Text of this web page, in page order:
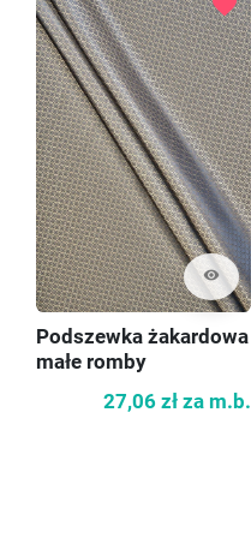
visibility
Podszewka żakardowa
małe romby
27,06 zł za m.b.